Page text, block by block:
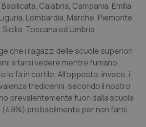
di Bolzano
& Rettocolite Ulcerosa
& patologie neurodegenerative
Calabria, Campania, Emilia
Lombardia, Marche, Piemonte,
Toscana ed Umbria.
che i ragazzi delle scuole superiori
a farsi vedere mentre fumano.
lo fa in cortile. All’opposto, invece, i
tredicenni, secondo il nostro
prevalentemente fuori dalla scuola
(49%) probabilmente per non farsi